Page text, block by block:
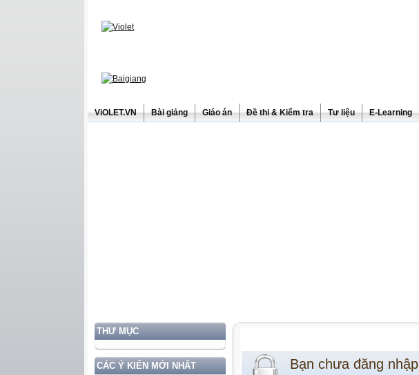
ViOLET.VN Bài giảng Giáo án Đề thi & Kiểm tra Tư liệu E-Learning
THƯ MỤC
CÁC Ý KIẾN MỚI NHẤT Bạn chưa đăng nhập